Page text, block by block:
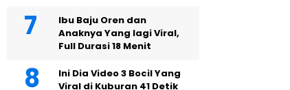
Ibu Baju Oren dan
Anaknya Yang lagi Viral,
Full Durasi 18 Menit
Ini Dia Video 3 Bocil Yang
Viral di Kuburan 41 Detik